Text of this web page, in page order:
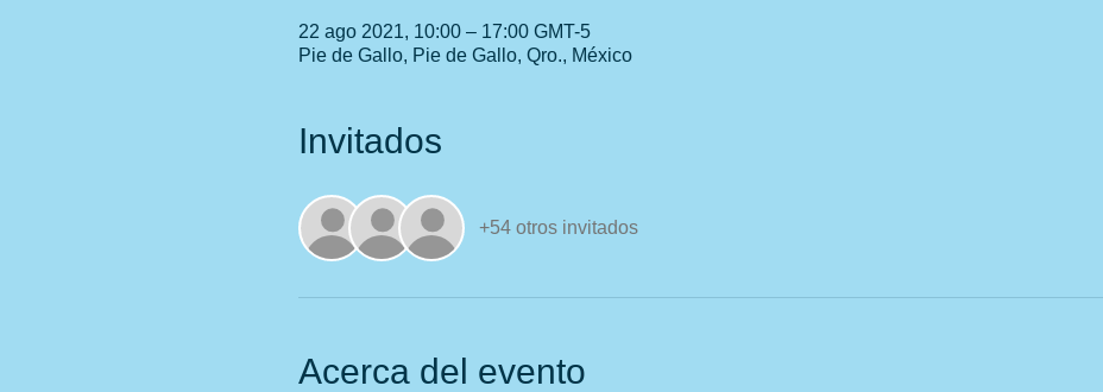
22 ago 2021, 10:00 – 17:00 GMT-5
Pie de Gallo, Pie de Gallo, Qro., México
Invitados
+54 otros invitados
Acerca del evento